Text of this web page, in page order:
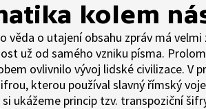
kolem
věda o utajení obsahu zpráv má
už od samého vzniku písma.
ovlivnilo vývoj lidské civilizace. V
kterou používal slavný římský
ukážeme princip tzv. transpoziční